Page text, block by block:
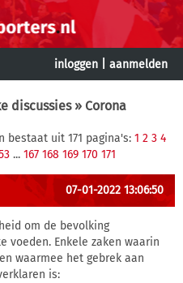
inloggen aanmelden
discussies» Corona
bestaat uit 171 pagina's: 1 2 3 4
... 167 168 169 170 171
07-01-2022 13:06:50
om de bevolking
voeden. Enkele zaken waarin
waarmee het gebrek aan
is: